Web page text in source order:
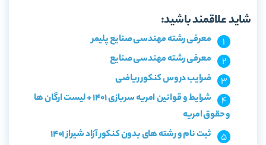
شاید علاقمند باشید:
معرفی رشته مهندسی صنایع پلیمر
معرفی رشته مهندسی صنایع
ضرایب دروس کنکور ریاضی
شرایط و قوانین امریه سربازی 1401 + لیست ارگان ها
و حقوق امریه
ثبت نام و رشته های بدون کنکور آزاد شیراز 1401